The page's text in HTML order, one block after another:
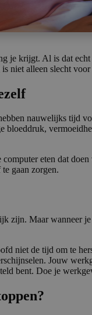
je krijgt. Al is dat
niet alleen slecht
nauwelijks tijd
bloeddruk,
eten dat
gaan zorgen.
zijn. Maar wanneer
niet de tijd om te
Jouw
bent. Doe je